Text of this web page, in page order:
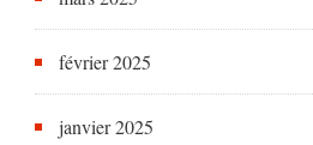
février 2025
janvier 2025